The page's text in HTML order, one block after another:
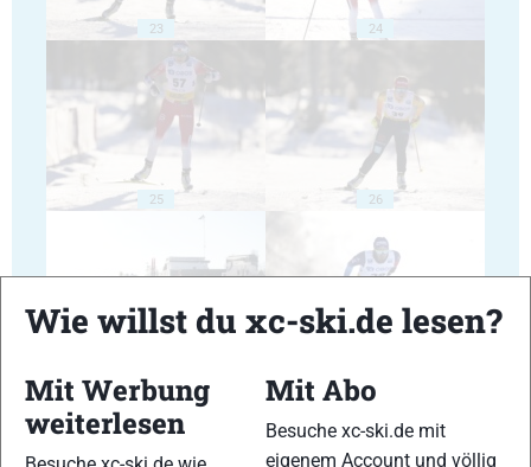
23 24
25 26
Wie willst du xc-ski.de lesen?
Mit Werbung
weiterlesen
Mit Abo
Besuche xc-ski.de mit
eigenem Account und völlig